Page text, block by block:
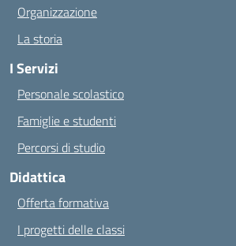
Organizzazione
La storia
I Servizi
Personale scolastico
Famiglie e studenti
Percorsi di studio
Didattica
Offerta formativa
I progetti delle classi